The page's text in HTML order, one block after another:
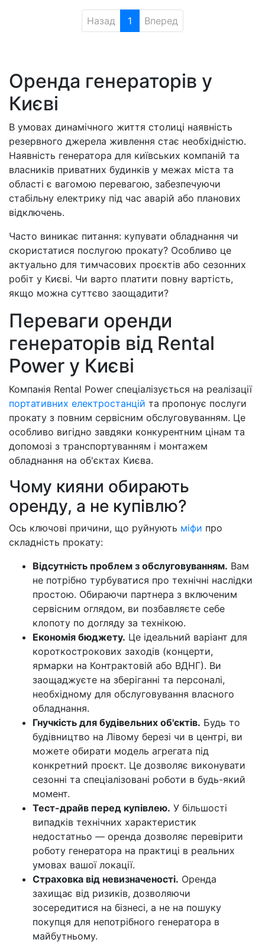
Назад 1 Вперед
Оренда генераторів у
Києві
В умовах динамічного життя столиці наявність
резервного джерела живлення стає необхідністю.
Наявність генератора для київських компаній та
власників приватних будинків у межах міста та
області є вагомою перевагою, забезпечуючи
стабільну електрику під час аварій або планових
відключень.
Часто виникає питання: купувати обладнання чи
скористатися послугою прокату? Особливо це
актуально для тимчасових проєктів або сезонних
робіт у Києві. Чи варто платити повну вартість,
якщо можна суттєво заощадити?
Переваги оренди
генераторів від Rental
Power у Києві
Компанія Rental Power спеціалізується на реалізації
портативних електростанцій та пропонує послуги
прокату з повним сервісним обслуговуванням. Це
особливо вигідно завдяки конкурентним цінам та
допомозі з транспортуванням і монтажем
обладнання на об'єктах Києва.
Чому кияни обирають
оренду, а не купівлю?
Ось ключові причини, що руйнують міфи про
складність прокату:
Відсутність проблем з обслуговуванням. Вам
не потрібно турбуватися про технічні наслідки
простою. Обираючи партнера з включеним
сервісним оглядом, ви позбавляєте себе
клопоту по догляду за технікою.
Економія бюджету. Це ідеальний варіант для
короткострокових заходів (концерти,
ярмарки на Контрактовій або ВДНГ). Ви
заощаджуєте на зберіганні та персоналі,
необхідному для обслуговування власного
обладнання.
Гнучкість для будівельних об'єктів. Будь то
будівництво на Лівому березі чи в центрі, ви
можете обирати модель агрегата під
конкретний проєкт. Це дозволяє виконувати
сезонні та спеціалізовані роботи в будь-який
момент.
Тест-драйв перед купівлею. У більшості
випадків технічних характеристик
недостатньо — оренда дозволяє перевірити
роботу генератора на практиці в реальних
умовах вашої локації.
Страховка від невизначеності. Оренда
захищає від ризиків, дозволяючи
зосередитися на бізнесі, а не на пошуку
покупця для непотрібного генератора в
майбутньому.